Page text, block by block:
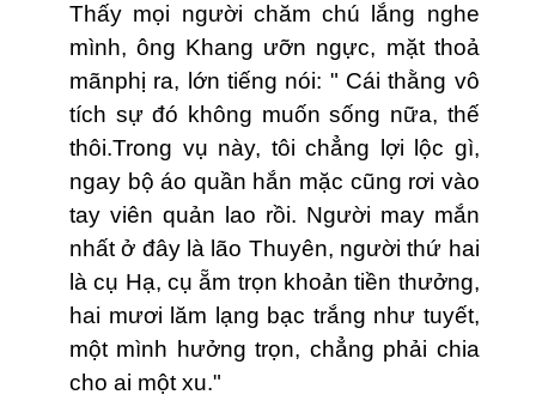
Thấy mọi người chăm chú lắng nghe
mình, ông Khang ưỡn ngực, mặt thoả
mãnphị ra, lớn tiếng nói: " Cái thằng vô
tích sự đó không muốn sống nữa, thế
thôi.Trong vụ này, tôi chẳng lợi lộc gì,
ngay bộ áo quần hắn mặc cũng rơi vào
tay viên quản lao rồi. Người may mắn
nhất ở đây là lão Thuyên, người thứ hai
là cụ Hạ, cụ ẵm trọn khoản tiền thưởng,
hai mươi lăm lạng bạc trắng như tuyết,
một mình hưởng trọn, chẳng phải chia
cho ai một xu."